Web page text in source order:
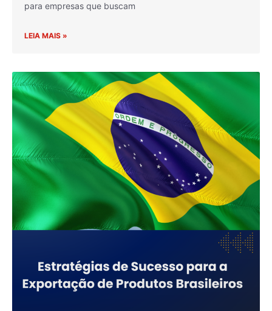
para empresas que buscam
LEIA MAIS »